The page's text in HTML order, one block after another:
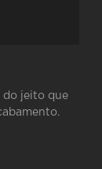
do jeito que